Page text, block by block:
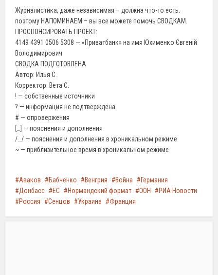
Журналистика, даже независимая – должна что-то есть.
поэтому НАПОМИНАЕМ – вы все можете помочь СВОДКАМ.
ПРОСПОНСИРОВАТЬ ПРОЕКТ:
4149 4391 0506 5308 — «Приватбанк» на имя Юхименко Євгеній
Володимирович
СВОДКА ПОДГОТОВЛЕНА
Автор: Илья С.
Корректор: Вета С.
! — собственные источники
? — информация не подтверждена
# — опровержения
[…] — пояснения и дополнения
/…/ — пояснения и дополнения в хроникальном режиме
~ — приблизительное время в хроникальном режиме
Аваков Бабченко Венгрия Война
Германия
Донбасс
ЕС Нормандский формат ООН
РИА Новости
Россия
Сенцов Украина Франция